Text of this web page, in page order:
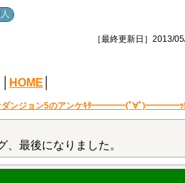
［最終更新日］2013/
HOME
ケダンジョン5のアンケｷﾀ━━━━(ﾟ∀ﾟ)━━━━
最後になりました。